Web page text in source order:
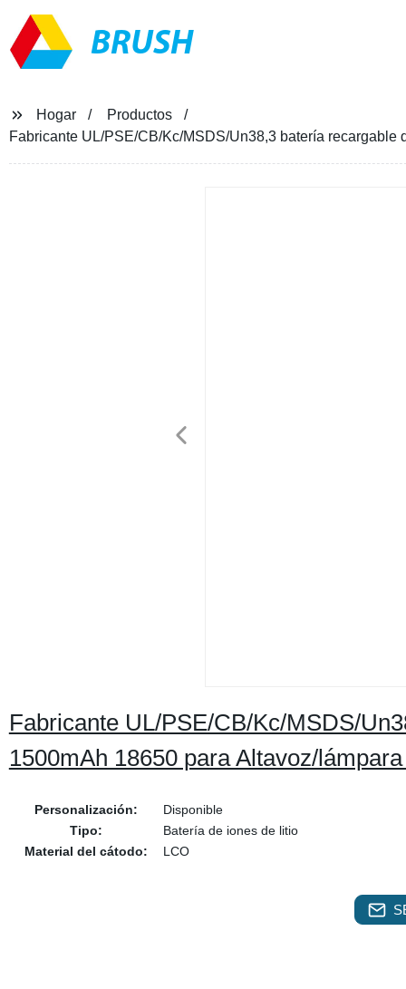
BRUSH
Hogar
Productos
Fabricante UL/PSE/CB/Kc/MSDS/Un38,3 batería
Fabricante UL/PSE/CB/Kc/MSDS/
1500mAh 18650 para Altavoz/
Personalización:
Disponible
Tipo:
Batería de iones de litio
Material del cátodo:
LCO